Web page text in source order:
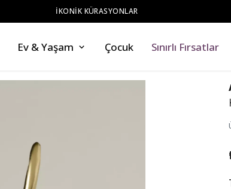
ZAHMETSİZ STİL
Ev & Yaşam Çocuk Sınırlı Fırsatlar